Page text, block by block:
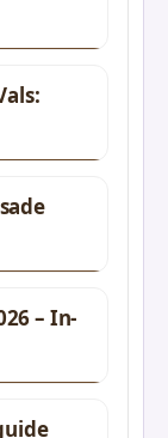
– In-